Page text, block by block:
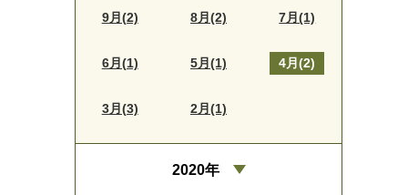
9月(2) 8月(2) 7月(1)
6月(1) 5月(1) 4月(2)
3月(3) 2月(1)
2020年